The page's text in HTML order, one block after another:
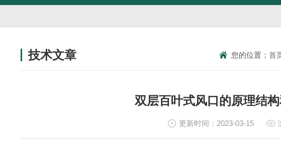
技术文章 您的位置： 首
双层百叶式风口的原理结
更新时间：2023-03-15